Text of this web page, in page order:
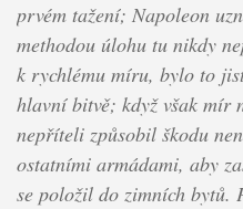
prvém tažení; Napoleon
methodou úlohu tu nikdy
k rychlému míru, bylo to
hlavní bitvě; když však mír
nepříteli způsobil škodu
ostatními armádami, aby
se položil do zimních bytů.